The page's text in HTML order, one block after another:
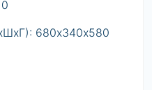
680х340х580